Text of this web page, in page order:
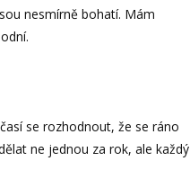
nesmírně bohatí. Mám
se rozhodnout, že se ráno
ne jednou za rok, ale každý